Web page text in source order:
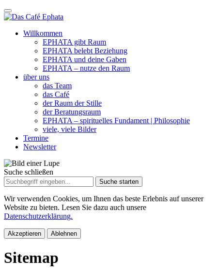
Willkommen
EPHATA gibt Raum
EPHATA belebt Beziehung
EPHATA und deine Gaben
EPHATA – nutze den Raum
über uns
das Team
das Café
der Raum der Stille
der Beratungsraum
EPHATA – spirituelles Fundament | Philosophie
viele, viele Bilder
Termine
Newsletter
Suche schließen
Suche
nach:
Wir verwenden Cookies, um Ihnen das beste Erlebnis auf unserer
Website zu bieten. Lesen Sie dazu auch unsere
Datenschutzerklärung.
Akzeptieren Ablehnen
Sitemap